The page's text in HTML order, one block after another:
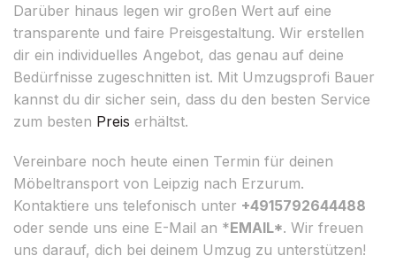
Darüber hinaus legen wir großen Wert auf eine
transparente und faire Preisgestaltung. Wir erstellen
dir ein individuelles Angebot, das genau auf deine
Bedürfnisse zugeschnitten ist. Mit Umzugsprofi Bauer
kannst du dir sicher sein, dass du den besten Service
zum besten Preis erhältst.
Vereinbare noch heute einen Termin für deinen
Möbeltransport von Leipzig nach Erzurum.
Kontaktiere uns telefonisch unter +4915792644488
oder sende uns eine E-Mail an *EMAIL*. Wir freuen
uns darauf, dich bei deinem Umzug zu unterstützen!